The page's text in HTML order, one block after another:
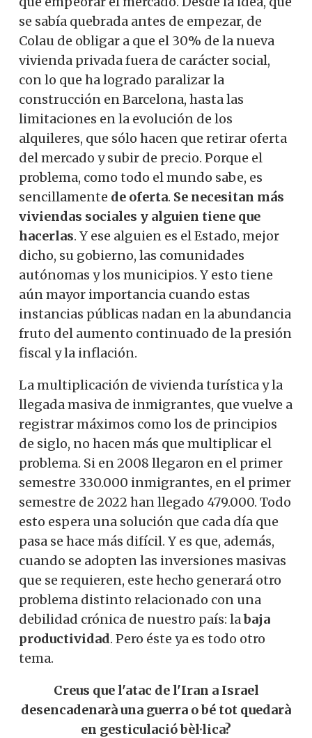
se sabía quebrada antes de empezar, de
Colau de obligar a que el 30% de la nueva
vivienda privada fuera de carácter social,
con lo que ha logrado paralizar la
construcción en Barcelona, ​​hasta las
limitaciones en la evolución de los
alquileres, que sólo hacen que retirar oferta
del mercado y subir de precio. Porque el
problema, como todo el mundo sabe, es
sencillamente de oferta. Se necesitan más
viviendas sociales y alguien tiene que
hacerlas. Y ese alguien es el Estado, mejor
dicho, su gobierno, las comunidades
autónomas y los municipios. Y esto tiene
aún mayor importancia cuando estas
instancias públicas nadan en la abundancia
fruto del aumento continuado de la presión
fiscal y la inflación.
La multiplicación de vivienda turística y la
llegada masiva de inmigrantes, que vuelve a
registrar máximos como los de principios
de siglo, no hacen más que multiplicar el
problema. Si en 2008 llegaron en el primer
semestre 330.000 inmigrantes, en el primer
semestre de 2022 han llegado 479.000. Todo
esto espera una solución que cada día que
pasa se hace más difícil. Y es que, además,
cuando se adopten las inversiones masivas
que se requieren, este hecho generará otro
problema distinto relacionado con una
debilidad crónica de nuestro país: labaja
productividad. Pero éste ya es todo otro
tema.
Creus que l'atac de l'Iran a Israel
desencadenarà una guerra o bé tot quedarà
en gesticulació bèl·lica?